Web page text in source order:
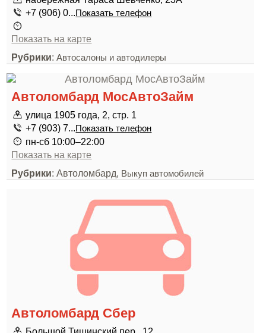
+7 (906) 0...Показать телефон
Показать на карте
Рубрики:Автосалоны и автодилеры
Автоломбард МосАвтоЗайм
улица 1905 года, 2, стр. 1
+7 (903) 7...Показать телефон
пн-сб 10:00–22:00
Показать на карте
Рубрики: Автоломбард, Выкуп автомобилей
Автоломбард Сбер